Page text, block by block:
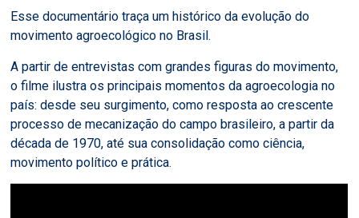
Esse documentário traça um histórico da evolução do
movimento agroecológico no Brasil.
A partir de entrevistas com grandes figuras do movimento,
o filme ilustra os principais momentos da agroecologia no
país: desde seu surgimento, como resposta ao crescente
processo de mecanização do campo brasileiro, a partir da
década de 1970, até sua consolidação como ciência,
movimento político e prática.